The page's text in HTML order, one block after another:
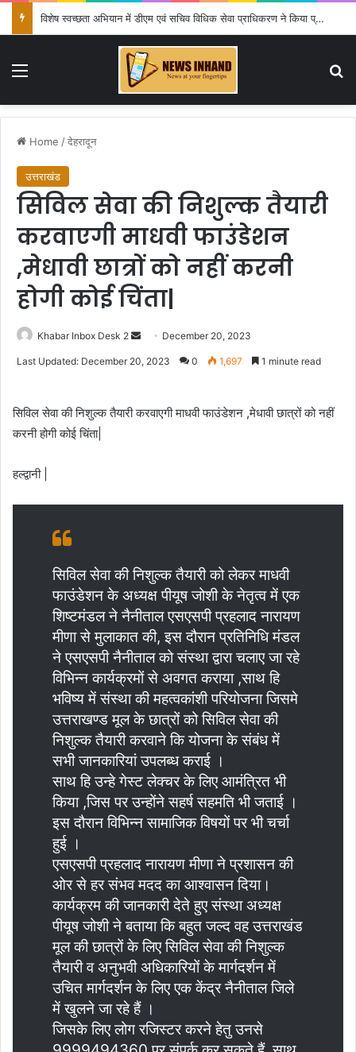
विशेष स्वच्छता अभियान में डीएम एवं सचिव विधिक सेवा प्राधिकरण ने किया प्रतिभाग, 100 से अधिक लोग बने इस अभियान का हिस्सा
Menu
Home /देहरादून
उत्तराखंड
सिविल सेवा की निशुल्क तैयारी
करवाएगी माधवी फाउंडेशन
,मेधावी छात्रों को नहीं करनी
होगी कोई चिंता|
Khabar Inbox Desk 2
Send December 20, 2023
Last Updated: December 20, 2023 0 1,697 1 minute read
सिविल सेवा की निशुल्क तैयारी करवाएगी माधवी फाउंडेशन ,मेधावी छात्रों को नहीं
करनी होगी कोई चिंता|
हल्द्वानी |
सिविल सेवा की निशुल्क तैयारी को लेकर माधवी
फाउंडेशन के अध्यक्ष पीयूष जोशी के नेतृत्व में एक
शिष्टमंडल ने नैनीताल एसएसपी प्रहलाद नारायण
मीणा से मुलाकात की, इस दौरान प्रतिनिधि मंडल
ने एसएसपी नैनीताल को संस्था द्वारा चलाए जा रहे
विभिन्न कार्यक्रमों से अवगत कराया ,साथ हि
भविष्य में संस्था की महत्वकांशी परियोजना जिसमे
उत्तराखण्ड मूल के छात्रों को सिविल सेवा की
निशुल्क तैयारी करवाने कि योजना के संबंध में
सभी जानकारियां उपलब्ध कराई ।
साथ हि उन्हे गेस्ट लेक्चर के लिए आमंत्रित भी
किया ,जिस पर उन्होंने सहर्ष सहमति भी जताई ।
इस दौरान विभिन्न सामाजिक विषयों पर भी चर्चा
हुई ।
एसएसपी प्रहलाद नारायण मीणा ने प्रशासन की
ओर से हर संभव मदद का आश्वासन दिया।
कार्यक्रम की जानकारी देते हुए संस्था अध्यक्ष
पीयूष जोशी ने बताया कि बहुत जल्द वह उत्तराखंड
मूल की छात्रों के लिए सिविल सेवा की निशुल्क
तैयारी व अनुभवी अधिकारियों के मार्गदर्शन में
उचित मार्गदर्शन के लिए एक केंद्र नैनीताल जिले
में खुलने जा रहे हैं ।
जिसके लिए लोग रजिस्टर करने हेतु उनसे